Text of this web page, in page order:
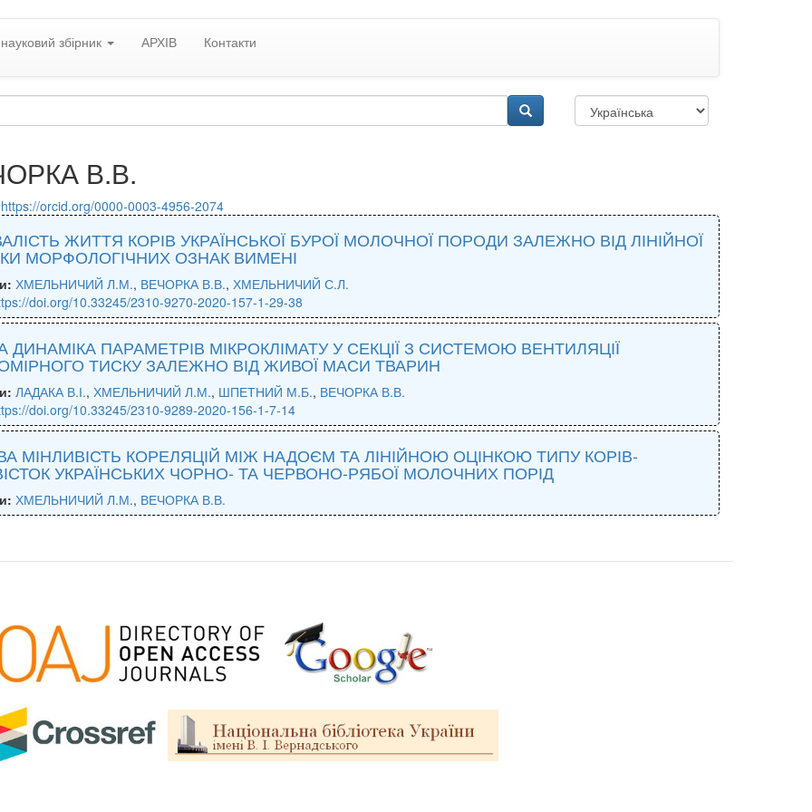
збірник АРХІВ Контакти
В.В.
https://orcid.org/0000-0003-4956-2074
ЖИТТЯ КОРІВ УКРАЇНСЬКОЇ БУРОЇ МОЛОЧНОЇ ПОРОДИ ЗАЛЕЖНО ВІД ЛІНІЙНОЇ
МОРФОЛОГІЧНИХ ОЗНАК ВИМЕНІ
ХМЕЛЬНИЧИЙ Л.М., ВЕЧОРКА В.В., ХМЕЛЬНИЧИЙ С.Л.
doi.org/10.33245/2310-9270-2020-157-1-29-38
ДИНАМІКА ПАРАМЕТРІВ МІКРОКЛІМАТУ У СЕКЦІЇ З СИСТЕМОЮ ВЕНТИЛЯЦІЇ
ТИСКУ ЗАЛЕЖНО ВІД ЖИВОЇ МАСИ ТВАРИН
ЛАДАКА В.І., ХМЕЛЬНИЧИЙ Л.М., ШПЕТНИЙ М.Б., ВЕЧОРКА В.В.
doi.org/10.33245/2310-9289-2020-156-1-7-14
МІНЛИВІСТЬ КОРЕЛЯЦІЙ МІЖ НАДОЄМ ТА ЛІНІЙНОЮ ОЦІНКОЮ ТИПУ КОРІВ-
УКРАЇНСЬКИХ ЧОРНО- ТА ЧЕРВОНО-РЯБОЇ МОЛОЧНИХ ПОРІД
ХМЕЛЬНИЧИЙ Л.М., ВЕЧОРКА В.В.